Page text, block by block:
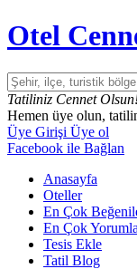
Otel
Tatiliniz Cennet
Hemen üye olun,
Üye Girişi Üye ol
Facebook ile Bağlan
Anasayfa
Oteller
En Çok
En Çok
Tesis Ekle
Tatil Blog